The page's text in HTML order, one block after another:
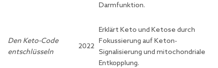
Darmfunktion.
Den Keto-Code
entschlüsseln
2022
Erklärt Keto und Ketose durch
Fokussierung auf Keton-
Signalisierung und mitochondriale
Entkopplung.